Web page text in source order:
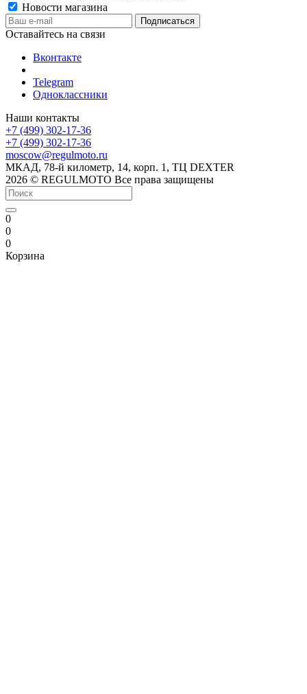
Новости магазина
Оставайтесь на связи
Вконтакте
Telegram
Одноклассники
Наши контакты
+7 (499) 302-17-36
+7 (499) 302-17-36
moscow@regulmoto.ru
МКАД, 78-й километр, 14, корп. 1, ТЦ DEXTER
2026 © REGULMOTO Все права защищены
0
0
0
Корзина